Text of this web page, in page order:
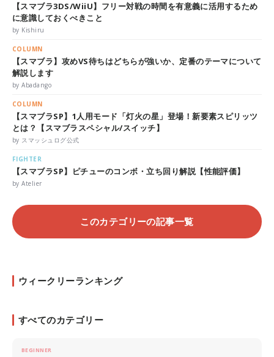
【スマブラ3DS/WiiU】フリー対戦の時間を有意義に活用するため
に意識しておくべきこと
by Kishiru
COLUMN
【スマブラ】攻めVS待ちはどちらが強いか、定番のテーマについて
解説します
by Abadango
COLUMN
【スマブラSP】1人用モード「灯火の星」登場！新要素スピリッツ
とは？【スマブラスペシャル/スイッチ】
by スマッシュログ公式
FIGHTER
【スマブラSP】ピチューのコンボ・立ち回り解説【性能評価】
by Atelier
このカテゴリーの記事一覧
ウィークリーランキング
すべてのカテゴリー
BEGINNER